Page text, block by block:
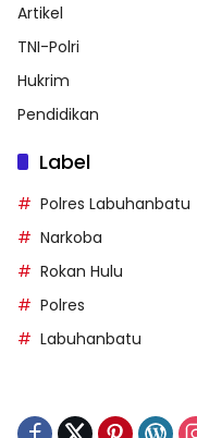
Artikel
TNI-Polri
Hukrim
Pendidikan
Label
Polres Labuhanbatu
Narkoba
Rokan Hulu
Polres
Labuhanbatu